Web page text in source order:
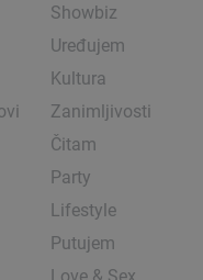
Showbiz
Uređujem
Kultura
Zanimljivosti
Čitam
Party
Lifestyle
Putujem